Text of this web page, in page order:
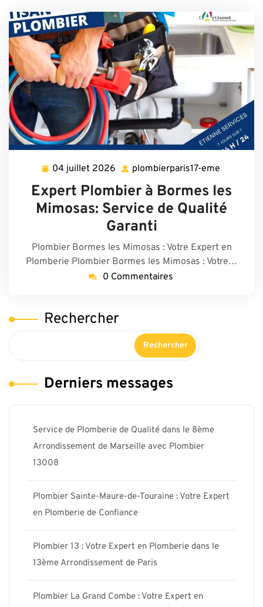
04 juillet 2026 04
juillet
2026
plombierparis17-eme
Expert Plombier à Bormes les
Mimosas: Service de Qualité
Garanti
Plombier Bormes les Mimosas : Votre Expert en
Plomberie Plombier Bormes les Mimosas : Votre…
0 Commentaires
Rechercher
Rechercher
Derniers messages
Service de Plomberie de Qualité dans le 8ème
Arrondissement de Marseille avec Plombier
13008
Plombier Sainte-Maure-de-Touraine : Votre Expert
en Plomberie de Confiance
Plombier 13 : Votre Expert en Plomberie dans le
13ème Arrondissement de Paris
Plombier La Grand Combe : Votre Expert en